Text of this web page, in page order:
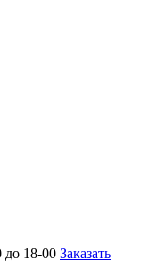
до 18-00 Заказать